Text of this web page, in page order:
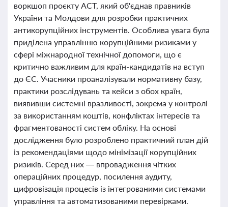
воркшоп проєкту ACT, який об'єднав правників
України та Молдови для розробки практичних
антикорупційних інструментів. Особлива увага була
приділена управлінню корупційними ризиками у
сфері міжнародної технічної допомоги, що є
критично важливим для країн-кандидатів на вступ
до ЄС. Учасники проаналізували нормативну базу,
практики розслідувань та кейси з обох країн,
виявивши системні вразливості, зокрема у контролі
за використанням коштів, конфліктах інтересів та
фрагментованості систем обліку. На основі
дослідження було розроблено практичний план дій
із рекомендаціями щодо мінімізації корупційних
ризиків. Серед них — впровадження чітких
операційних процедур, посилення аудиту,
цифровізація процесів із інтегрованими системами
управління та автоматизованими перевірками.